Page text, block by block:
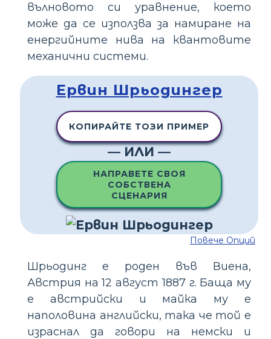
вълновото си уравнение, което
може да се използва за намиране на
енергийните нива на квантовите
механични системи.
Ервин Шрьодингер
КОПИРАЙТЕ ТОЗИ ПРИМЕР
— ИЛИ —
НАПРАВЕТЕ СВОЯ
СОБСТВЕНА
СЦЕНАРИЯ
Повече Опций
Шрьодинг е роден във Виена,
Австрия на 12 август 1887 г. Баща му
е австрийски и майка му е
наполовина английски, така че той е
израснал да говори на немски и